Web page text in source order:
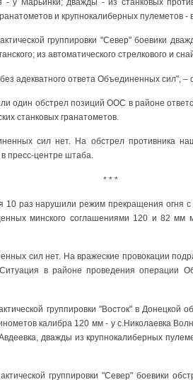
и крупнокалиберных пулеметов -
группировки "Север" боевики
из автоматического стрелкового и
адекватного ответа Объединенных сил", –
один обстрел позиций ООС в районе
станковых гранатометов.
сил нет. На обстрел противника
пресс-центре штаба.
* * *
раз нарушили режим прекращения огня с
минского соглашениями 120 и 82 мм
сил нет. На вражеские провокации
в районе проведения операции
группировки "Восток" в Донецкой
калибра 120 мм - у с.Николаевка
дважды из крупнокалиберных
группировки "Север" боевики